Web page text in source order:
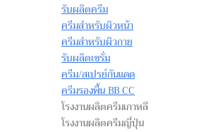
รับผลิตครีม
ครีมสำหรับผิวหน้า
ครีมสำหรับผิวกาย
รับผลิตเซรั่ม
ครีม/สเปรย์กันแดด
ครีมรองพื้น BB CC
โรงงานผลิตครีมเกาหลี
โรงงานผลิตครีมญี่ปุ่น